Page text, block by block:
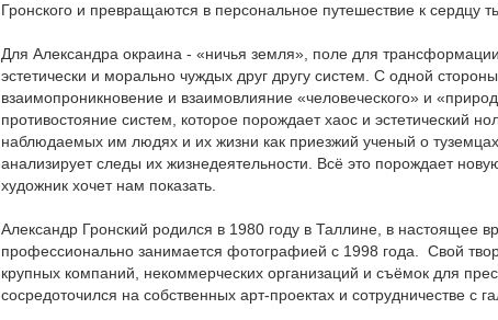
Гронского и превращаются в персональное путешествие к сердцу
Для Александра окраина - «ничья земля», поле для
эстетически и морально чуждых друг другу систем. С одной
взаимопроникновение и взаимовлияние «человеческого» и
противостояние систем, которое порождает хаос и эстетический
наблюдаемых им людях и их жизни как приезжий ученый о туземцах
анализирует следы их жизнедеятельности. Всё это порождает
художник хочет нам показать.
Александр Гронский родился в 1980 году в Таллине, в настоящее
профессионально занимается фотографией с 1998 года. Свой
крупных компаний, некоммерческих организаций и съёмок для
сосредоточился на собственных арт-проектах и сотрудничестве с